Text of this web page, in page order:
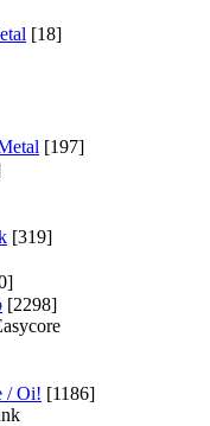
[18]
[197]
[319]
[2298]
/ Oi! [1186]